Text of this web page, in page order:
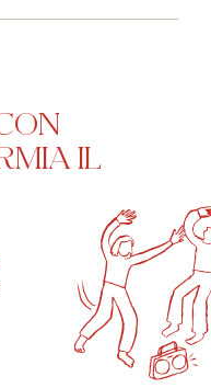
IL